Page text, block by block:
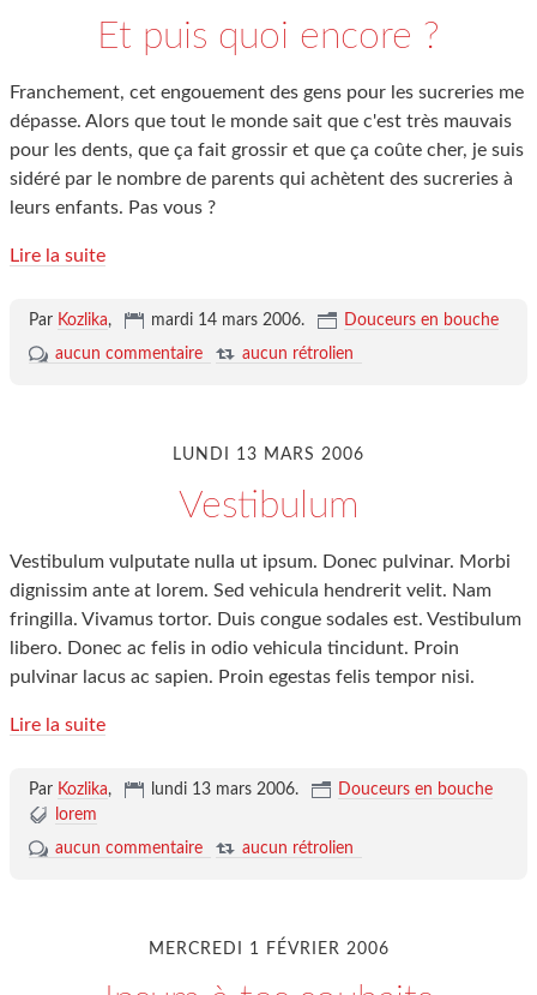
Et puis quoi encore ?
Franchement, cet engouement des gens pour les sucreries me
dépasse. Alors que tout le monde sait que c'est très mauvais
pour les dents, que ça fait grossir et que ça coûte cher, je suis
sidéré par le nombre de parents qui achètent des sucreries à
leurs enfants. Pas vous ?
Lire la suite
Par Kozlika, mardi 14 mars 2006.
Douceurs en bouche
aucun commentaire
aucun rétrolien
LUNDI 13 MARS 2006
Vestibulum
Vestibulum vulputate nulla ut ipsum. Donec pulvinar. Morbi
dignissim ante at lorem. Sed vehicula hendrerit velit. Nam
fringilla. Vivamus tortor. Duis congue sodales est. Vestibulum
libero. Donec ac felis in odio vehicula tincidunt. Proin
pulvinar lacus ac sapien. Proin egestas felis tempor nisi.
Lire la suite
Par Kozlika, lundi 13 mars 2006.
Douceurs en bouche
lorem
aucun commentaire
aucun rétrolien
MERCREDI 1 FÉVRIER 2006